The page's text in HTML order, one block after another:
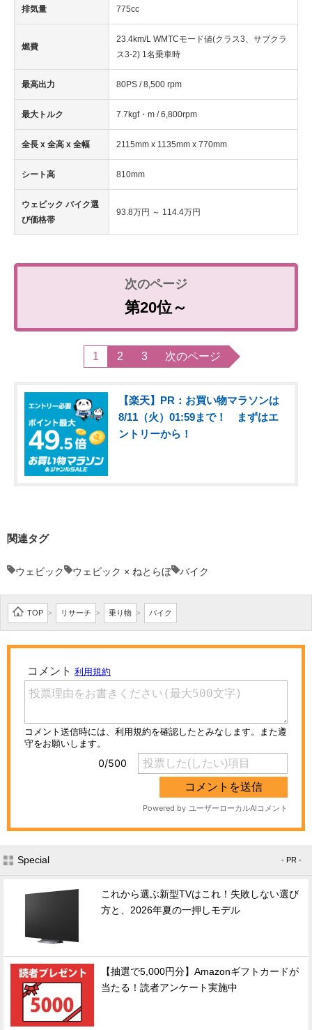
排気量 775cc
燃費
23.4km/L WMTCモード値(クラス3、サブクラ
ス3-2) 1名乗車時
最高出力 80PS / 8,500 rpm
最大トルク 7.7kgf・m / 6,800rpm
全長 x 全高 x 全幅 2115mm x 1135mm x 770mm
シート高 810mm
ウェビック バイク選
び価格帯
93.8万円 ～ 114.4万円
第20位～
1 2 3 次のページ
【楽天】PR：お買い物マラソンは
8/11（火）01:59まで！ まずはエ
ントリーから！
関連タグ
ウェビック ウェビック × ねとらぼ バイク
TOP > リサーチ > 乗り物 > バイク
Special - PR -
これから選ぶ新型TVはこれ！失敗しない選び
方と、2026年夏の一押しモデル
【抽選で5,000円分】Amazonギフトカードが
当たる！読者アンケート実施中